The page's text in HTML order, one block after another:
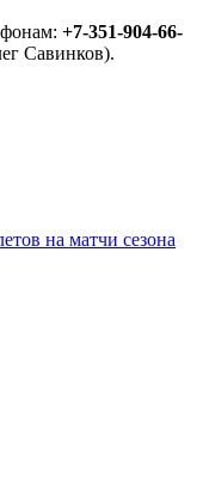
+7-351-904-66-
Савинков).
на матчи сезона